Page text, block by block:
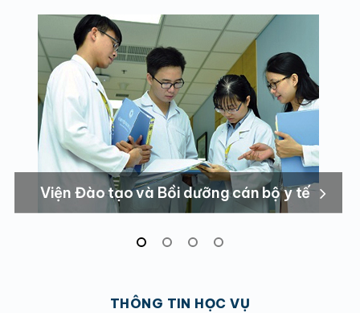
Viện Đào tạo và Bồi dưỡng cán bộ y tế
THÔNG TIN HỌC VỤ